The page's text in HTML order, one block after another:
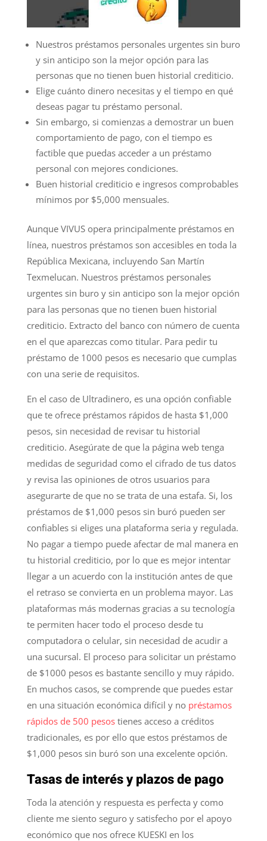
Nuestros préstamos personales urgentes sin buro
y sin anticipo son la mejor opción para las
personas que no tienen buen historial crediticio.
Elige cuánto dinero necesitas y el tiempo en qué
deseas pagar tu préstamo personal.
Sin embargo, si comienzas a demostrar un buen
comportamiento de pago, con el tiempo es
factible que puedas acceder a un préstamo
personal con mejores condiciones.
Buen historial crediticio e ingresos comprobables
mínimos por $5,000 mensuales.
Aunque VIVUS opera principalmente préstamos en
línea, nuestros préstamos son accesibles en toda la
República Mexicana, incluyendo San Martín
Texmelucan. Nuestros préstamos personales
urgentes sin buro y sin anticipo son la mejor opción
para las personas que no tienen buen historial
crediticio. Extracto del banco con número de cuenta
en el que aparezcas como titular. Para pedir tu
préstamo de 1000 pesos es necesario que cumplas
con una serie de requisitos.
En el caso de Ultradinero, es una opción confiable
que te ofrece préstamos rápidos de hasta $1,000
pesos, sin necesidad de revisar tu historial
crediticio. Asegúrate de que la página web tenga
medidas de seguridad como el cifrado de tus datos
y revisa las opiniones de otros usuarios para
asegurarte de que no se trata de una estafa. Si, los
préstamos de $1,000 pesos sin buró pueden ser
confiables si eliges una plataforma seria y regulada.
No pagar a tiempo puede afectar de mal manera en
tu historial crediticio, por lo que es mejor intentar
llegar a un acuerdo con la institución antes de que
el retraso se convierta en un problema mayor. Las
plataformas más modernas gracias a su tecnología
te permiten hacer todo el proceso desde tu
computadora o celular, sin necesidad de acudir a
una sucursal. El proceso para solicitar un préstamo
de $1000 pesos es bastante sencillo y muy rápido.
En muchos casos, se comprende que puedes estar
en una situación económica difícil y no préstamos
rápidos de 500 pesostienes acceso a créditos
tradicionales, es por ello que estos préstamos de
$1,000 pesos sin buró son una excelente opción.
Tasas de interés y plazos de pago
Toda la atención y respuesta es perfecta y como
cliente me siento seguro y satisfecho por el apoyo
económico que nos ofrece KUESKI en los